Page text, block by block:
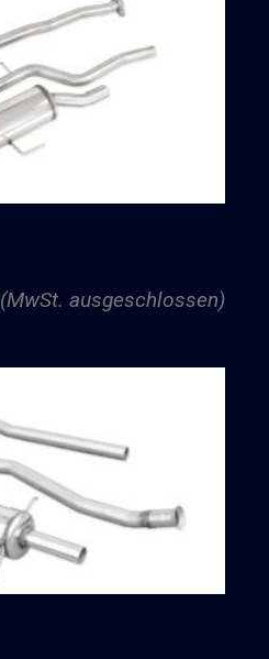
(MwSt. ausgeschlossen)